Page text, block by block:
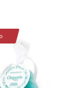
a la
lista de
deseos